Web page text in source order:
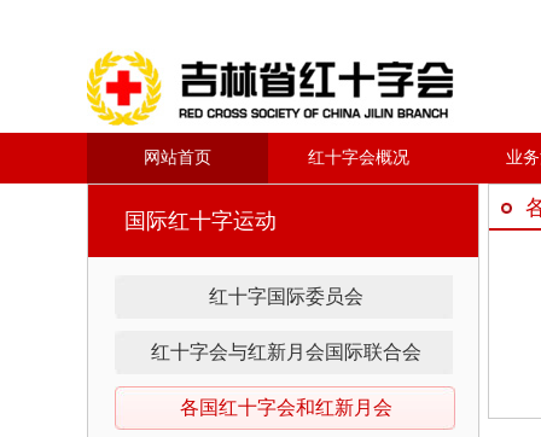
网站首页 红十字会概况 业
国际红十字运动
红十字国际委员会
红十字会与红新月会国际联合会
各国红十字会和红新月会